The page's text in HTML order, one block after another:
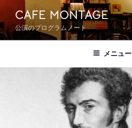
テ
ン
へ
CAFE MONTAGE
公演のプログラムノート
メニュー